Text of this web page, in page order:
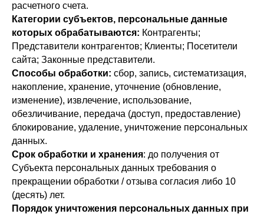
расчетного счета.
Категории субъектов, персональные данные
которых обрабатываются: Контрагенты;
Представители контрагентов; Клиенты; Посетители
сайта; Законные представители.
Способы обработки: сбор, запись, систематизация,
накопление, хранение, уточнение (обновление,
изменение), извлечение, использование,
обезличивание, передача (доступ, предоставление)
блокирование, удаление, уничтожение персональных
данных.
Срок обработки и хранения: до получения от
Субъекта персональных данных требования о
прекращении обработки / отзыва согласия либо 10
(десять) лет.
Порядок уничтожения персональных данных при